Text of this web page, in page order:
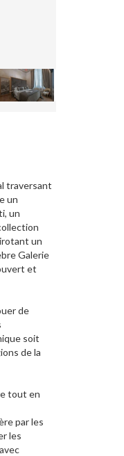
traversant
un
un
un
Galerie
et
de
soit
de la
tout en
par les
les